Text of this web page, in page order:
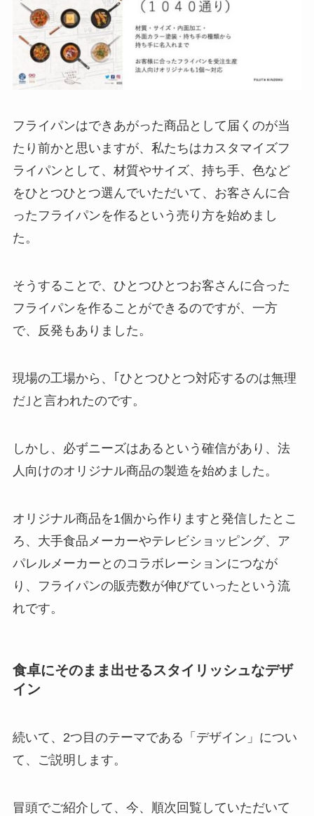
フライパンはできあがった商品として届くのが当
たり前かと思いますが、私たちはカスタマイズフ
ライパンとして、材質やサイズ、持ち手、色など
をひとつひとつ選んでいただいて、お客さんに合
ったフライパンを作るという売り方を始めまし
た。
そうすることで、ひとつひとつお客さんに合った
フライパンを作ることができるのですが、一方
で、反発もありました。
現場の工場から、｢ひとつひとつ対応するのは無理
だ｣と言われたのです。
しかし、必ずニーズはあるという確信があり、法
人向けのオリジナル商品の製造を始めました。
オリジナル商品を1個から作りますと発信したとこ
ろ、大手食品メーカーやテレビショッピング、ア
パレルメーカーとのコラボレーションにつなが
り、フライパンの販売数が伸びていったという流
れです。
食卓にそのまま出せるスタイリッシュなデザ
イン
続いて、2つ目のテーマである「デザイン」につい
て、ご説明します。
冒頭でご紹介して、今、順次回覧していただいて